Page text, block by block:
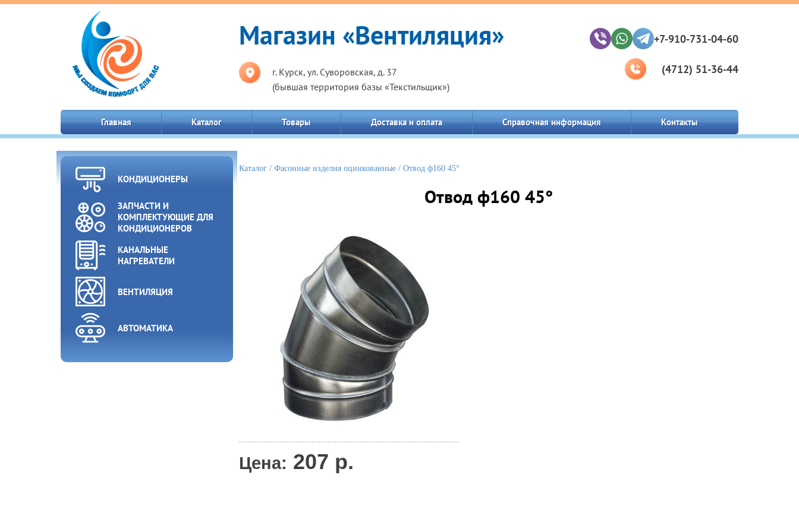
Магазин «Вентиляция»
г. Курск, ул. Суворовская, д. 37
(бывшая территория базы «Текстильщик»)
+7-910-731-04-60
(4712) 51-36-44
Главная Каталог Товары Доставка и оплата Справочная информация Контакты
КОНДИЦИОНЕРЫ
ЗАПЧАСТИ И
КОМПЛЕКТУЮЩИЕ ДЛЯ
КОНДИЦИОНЕРОВ
КАНАЛЬНЫЕ
НАГРЕВАТЕЛИ
ВЕНТИЛЯЦИЯ
АВТОМАТИКА
Каталог / Фасонные изделия оцинкованные / Отвод ф160 45°
Отвод ф160 45°
Цена: 207 р.